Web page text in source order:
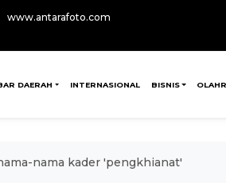
www.antarafoto.com
DAERAH INTERNASIONAL BISNIS
nama kader 'pengkhianat'